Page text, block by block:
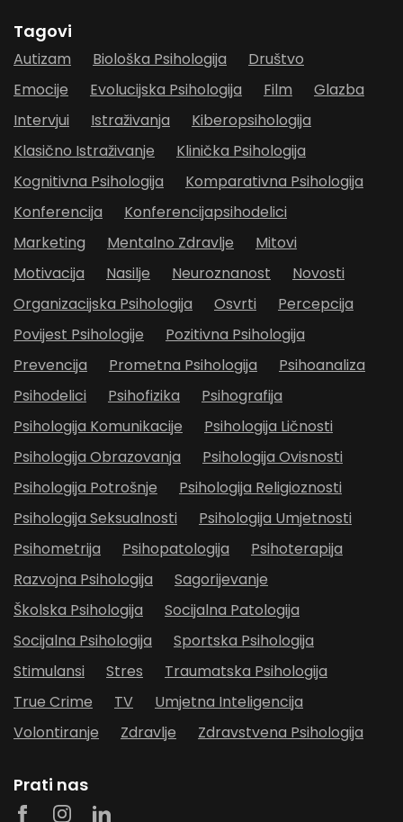
Tagovi
Autizam Biološka Psihologija
Društvo
Emocije
Evolucijska Psihologija Film
Glazba
Intervjui
Istraživanja
Kiberopsihologija
Klasično Istraživanje
Klinička Psihologija
Kognitivna Psihologija
Komparativna Psihologija
Konferencija
Konferencijapsihodelici
Marketing
Mentalno Zdravlje
Mitovi
Motivacija
Nasilje Neuroznanost
Novosti
Organizacijska Psihologija
Osvrti
Percepcija
Povijest Psihologije
Pozitivna Psihologija
Prevencija
Prometna Psihologija
Psihoanaliza
Psihodelici
Psihofizika
Psihografija
Psihologija Komunikacije
Psihologija Ličnosti
Psihologija Obrazovanja
Psihologija Ovisnosti
Psihologija Potrošnje
Psihologija Religioznosti
Psihologija Seksualnosti
Psihologija Umjetnosti
Psihometrija
Psihopatologija
Psihoterapija
Razvojna Psihologija
Sagorijevanje
Školska Psihologija
Socijalna Patologija
Socijalna Psihologija
Sportska Psihologija
Stimulansi
Stres
Traumatska Psihologija
True Crime
TV
Umjetna Inteligencija
Volontiranje
Zdravlje Zdravstvena Psihologija
Prati nas